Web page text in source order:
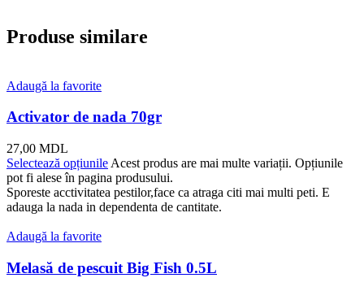
Produse similare
Adaugă la favorite
Activator de nada 70gr
27,00 MDL
Selectează opțiunile Acest produs are mai multe variații. Opțiunile
pot fi alese în pagina produsului.
Sporeste acctivitatea pestilor,face ca atraga citi mai multi peti. E
adauga la nada in dependenta de cantitate.
Adaugă la favorite
Melasă de pescuit Big Fish 0.5L